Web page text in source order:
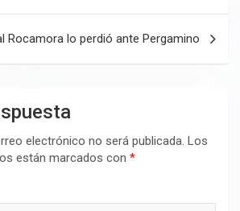
Rocamora lo perdió ante Pergamino
electrónico no será publicada. Los
están marcados con *